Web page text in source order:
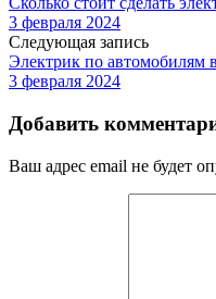
3 февраля 2024
Следующая запись
Электрик по автомобилям
3 февраля 2024
Добавить
Ваш адрес email не будет